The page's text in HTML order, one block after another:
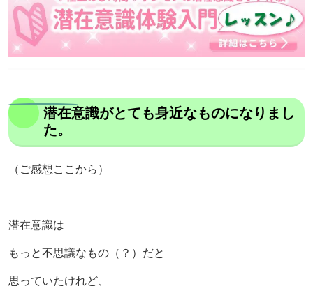
潜在意識がとても身近なものになりまし
た。
（ご感想ここから）
潜在意識は
もっと不思議なもの（？）だと
思っていたけれど、